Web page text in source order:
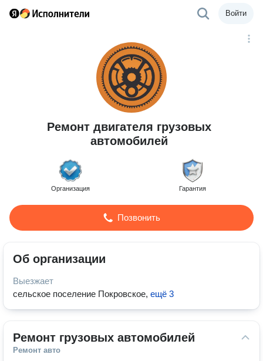
Войти
Ремонт двигателя грузовых
автомобилей
Организация Гарантия
Позвонить
Об организации
Выезжает
сельское поселение Покровское, ещё 3
Ремонт грузовых автомобилей
Ремонт авто